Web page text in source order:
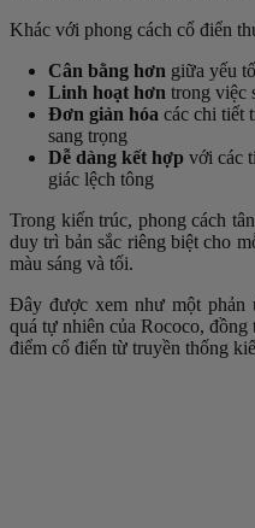
Khác với phong cách cổ điển
Cân bằng hơn giữa yếu
Linh hoạt hơn trong việc
Đơn giản hóa các chi tiết
sang trọng
Dễ dàng kết hợp với các
giác lệch tông
Trong kiến trúc, phong cách
duy trì bản sắc riêng biệt cho
màu sáng và tối.
Đây được xem như một phản
quá tự nhiên của Rococo,
điểm cổ điển từ truyền thống